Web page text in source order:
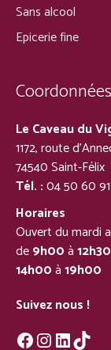
Sans alcool
Epicerie fine
Coordonnées
Le Caveau du
1172, route
74540 Saint-Félix
Tél. :04 50 60
Horaires
Ouvert du mardi
de9h00à12h30
14h00à19h00
Suivez nous !
Facebook
Instagram
LinkedIn
TikTok